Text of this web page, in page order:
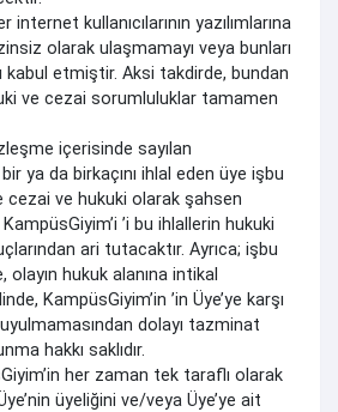
internet kullanıcılarının yazılımlarına
olarak ulaşmamayı veya bunları
kabul etmiştir. Aksi takdirde, bundan
ve cezai sorumluluklar tamamen
içerisinde sayılan
ya da birkaçını ihlal eden üye işbu
cezai ve hukuki olarak şahsen
’i bu ihlallerin hukuki
ari tutacaktır. Ayrıca; işbu
olayın hukuk alanına intikal
KampüsGiyim’in ’in Üye’ye karşı
dolayı tazminat
hakkı saklıdır.
her zaman tek taraflı olarak
üyeliğini ve/veya Üye’ye ait